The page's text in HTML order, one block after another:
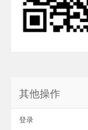
其他操作
登录